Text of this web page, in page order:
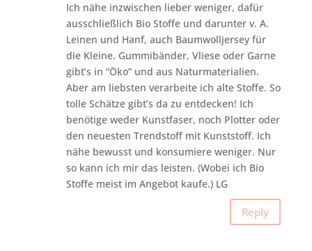
Ich nähe inzwischen lieber weniger, dafür
ausschließlich Bio Stoffe und darunter v. A.
Leinen und Hanf, auch Baumwolljersey für
die Kleine. Gummibänder, Vliese oder Garne
gibt’s in “Öko” und aus Naturmaterialien.
Aber am liebsten verarbeite ich alte Stoffe. So
tolle Schätze gibt’s da zu entdecken! Ich
benötige weder Kunstfaser, noch Plotter oder
den neuesten Trendstoff mit Kunststoff. Ich
nähe bewusst und konsumiere weniger. Nur
so kann ich mir das leisten. (Wobei ich Bio
Stoffe meist im Angebot kaufe.) LG
Reply